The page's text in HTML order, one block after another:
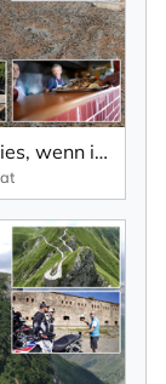
Kreta: Das Kurven und Pässe-Paradies, wenn in Deutschland Herbst ist | TV-Reportage.